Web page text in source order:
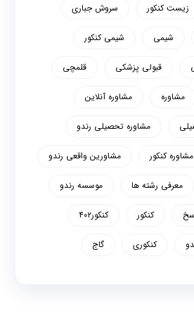
زیست کنکور سروش جباری
شیمی شیمی کنکور
قبولی پزشکی قلمچی
مشاوره مشاوره آنلاین
مشاوره تحصیلی رندو
مشاوره کنکور مشاورین واقعی رندو
معرفی رشته ها موسسه رندو
کنکور کنکور۴۰۲
کنکوری گاج